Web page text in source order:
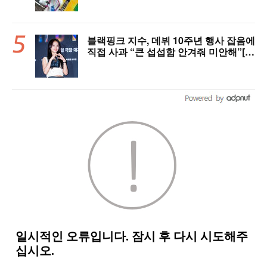
블랙핑크 지수, 데뷔 10주년 행사 잡음에
직접 사과 “큰 섭섭함 안겨줘 미안해”[핫